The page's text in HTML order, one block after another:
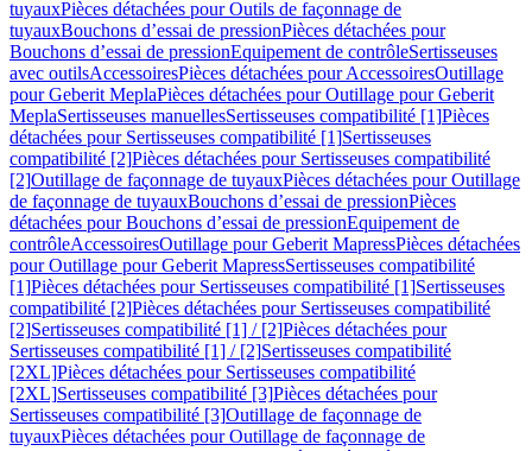
tuyauxPièces détachées pour Outils de façonnage de
tuyauxBouchons d’essai de pressionPièces détachées pour
Bouchons d’essai de pressionEquipement de contrôleSertisseuses
avec outilsAccessoiresPièces détachées pour AccessoiresOutillage
pour Geberit MeplaPièces détachées pour Outillage pour Geberit
MeplaSertisseuses manuellesSertisseuses compatibilité [1]Pièces
détachées pour Sertisseuses compatibilité [1]Sertisseuses
compatibilité [2]Pièces détachées pour Sertisseuses compatibilité
[2]Outillage de façonnage de tuyauxPièces détachées pour Outillage
de façonnage de tuyauxBouchons d’essai de pressionPièces
détachées pour Bouchons d’essai de pressionEquipement de
contrôleAccessoiresOutillage pour Geberit MapressPièces détachées
pour Outillage pour Geberit MapressSertisseuses compatibilité
[1]Pièces détachées pour Sertisseuses compatibilité [1]Sertisseuses
compatibilité [2]Pièces détachées pour Sertisseuses compatibilité
[2]Sertisseuses compatibilité [1] / [2]Pièces détachées pour
Sertisseuses compatibilité [1] / [2]Sertisseuses compatibilité
[2XL]Pièces détachées pour Sertisseuses compatibilité
[2XL]Sertisseuses compatibilité [3]Pièces détachées pour
Sertisseuses compatibilité [3]Outillage de façonnage de
tuyauxPièces détachées pour Outillage de façonnage de